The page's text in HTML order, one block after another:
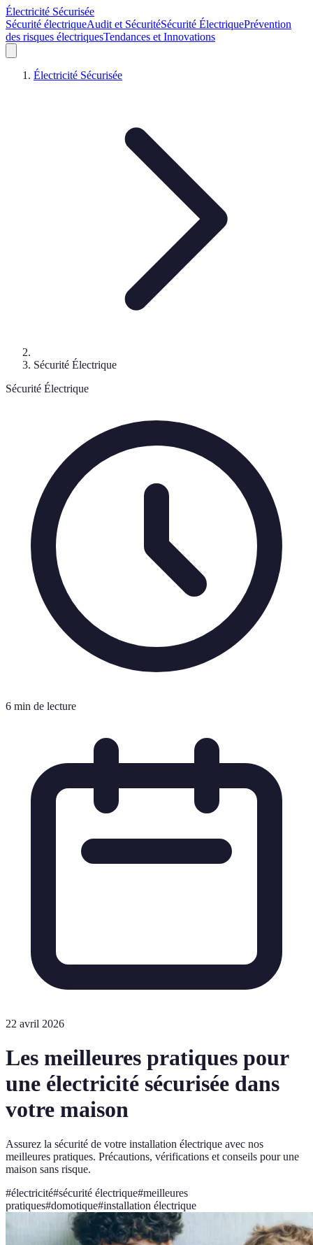
Électricité Sécurisée
Sécurité électriqueAudit et SécuritéSécurité ÉlectriquePrévention
des risques électriquesTendances et Innovations
Électricité Sécurisée
Sécurité Électrique
Sécurité Électrique
6 min de lecture
22 avril 2026
Les meilleures pratiques pour
une électricité sécurisée dans
votre maison
Assurez la sécurité de votre installation électrique avec nos
meilleures pratiques. Précautions, vérifications et conseils pour une
maison sans risque.
#électricité#sécurité électrique#meilleures
pratiques#domotique#installation électrique